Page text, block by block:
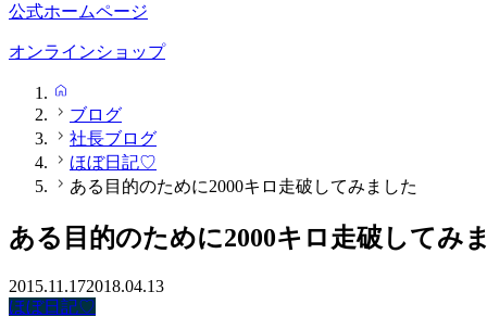
公式ホームページ
オンラインショップ
ブログ
社長ブログ
ほぼ日記♡
ある目的のために2000キロ走破してみました
ある目的のために2000キロ走破してみ
2015.11.172018.04.13
ほぼ日記♡